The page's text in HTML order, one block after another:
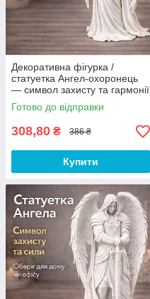
Декоративна фігурка /
статуетка Ангел-охоронець
— символ захисту та гармонії
для дому 150мм
Готово до відправки
308,80 ₴ 386 ₴
Купити